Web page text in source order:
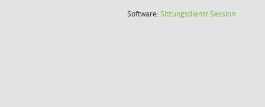
Software:SitzungsdienstSession(Wird in